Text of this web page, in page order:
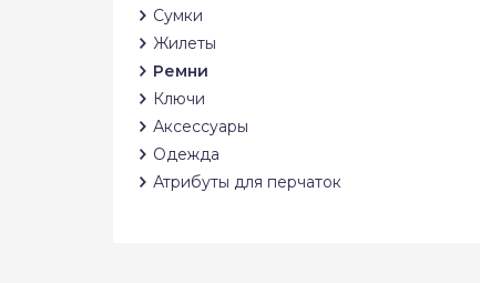
Сумки
Жилеты
Ремни
Ключи
Аксессуары
Одежда
Атрибуты для перчаток